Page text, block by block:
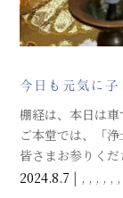
今日も元気に子
2024.8.7 | , , , , , ,
棚経は、本日は
ご本堂では、「
皆さまお参りく
真が、次々に届い